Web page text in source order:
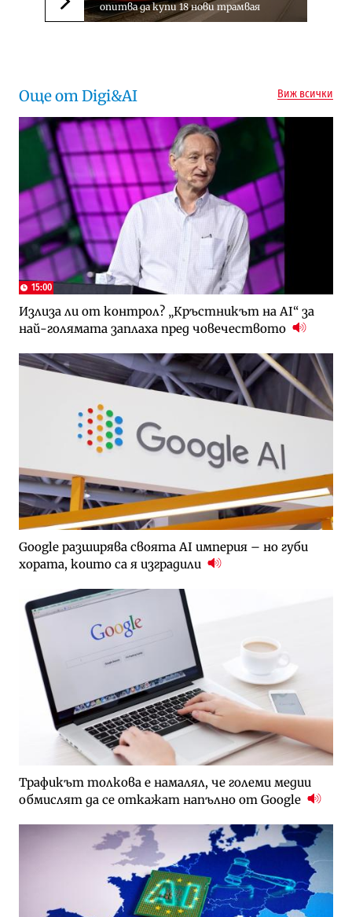
Следваща новина
опитва да купи 18 нови трамвая
Още от Digi&AI Виж всички
15:00
Излиза ли от контрол? „Кръстникът на AI“ за
най-голямата заплаха пред човечеството
Google разширява своята AI империя – но губи
хората, които са я изградили
Трафикът толкова е намалял, че големи медии
обмислят да се откажат напълно от Google